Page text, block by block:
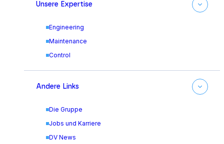
Unsere Expertise
Engineering
Maintenance
Control
Andere Links
Die Gruppe
Jobs und Karriere
DV News